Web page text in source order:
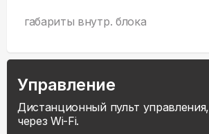
габариты внутр. блока
Управление
Дистанционный пульт управления,
через Wi-Fi.